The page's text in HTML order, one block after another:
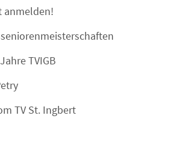
anmelden!
TVIGB
TV St. Ingbert